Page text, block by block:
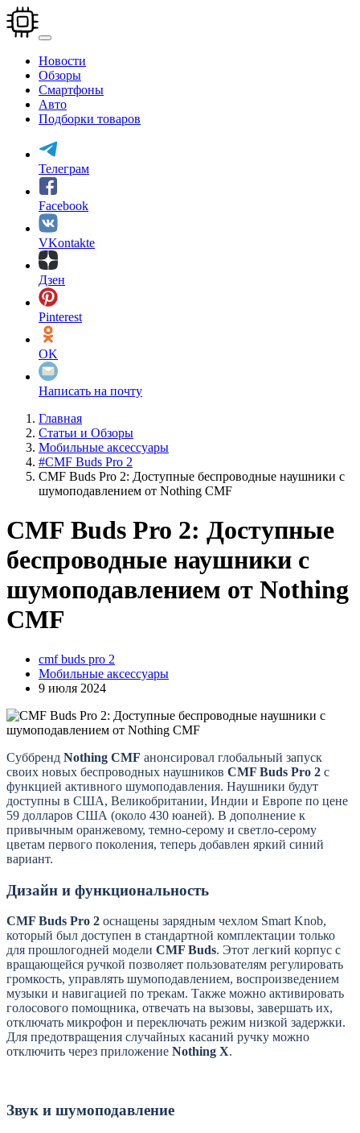
Перейти
к
основному
содержанию
Новости
Обзоры
Смартфоны
Авто
Подборки товаров
Телеграм
Facebook
VKontakte
Дзен
Pinterest
OK
Написать на почту
Главная
Статьи и Обзоры
Мобильные аксессуары
#CMF Buds Pro 2
CMF Buds Pro 2: Доступные беспроводные наушники с
шумоподавлением от Nothing CMF
CMF Buds Pro 2: Доступные
беспроводные наушники с
шумоподавлением от Nothing
CMF
cmf buds pro 2
Мобильные аксессуары
9 июля 2024
Суббренд Nothing CMF анонсировал глобальный запуск
своих новых беспроводных наушников CMF Buds Pro 2 с
функцией активного шумоподавления. Наушники будут
доступны в США, Великобритании, Индии и Европе по цене
59 долларов США (около 430 юаней). В дополнение к
привычным оранжевому, темно-серому и светло-серому
цветам первого поколения, теперь добавлен яркий синий
вариант.
Дизайн и функциональность
CMF Buds Pro 2 оснащены зарядным чехлом Smart Knob,
который был доступен в стандартной комплектации только
для прошлогодней модели CMF Buds. Этот легкий корпус с
вращающейся ручкой позволяет пользователям регулировать
громкость, управлять шумоподавлением, воспроизведением
музыки и навигацией по трекам. Также можно активировать
голосового помощника, отвечать на вызовы, завершать их,
отключать микрофон и переключать режим низкой задержки.
Для предотвращения случайных касаний ручку можно
отключить через приложение Nothing X.
Звук и шумоподавление